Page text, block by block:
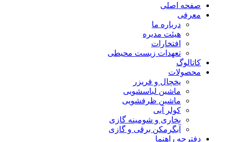
صفحه اصلی
معرفی
درباره ما
هیئت مدیره
افتخارات
تعهدات زیست محیطی
کاتالوگ
محصولات
یخچال و فریزر
ماشین لباسشویی
ماشین ظرفشویی
کولر آبی
بخاری و شومینه گازی
آبگرمکن برقی و گازی
دفترچه راهنما